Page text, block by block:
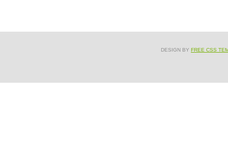
DESIGN BY FREE CSS